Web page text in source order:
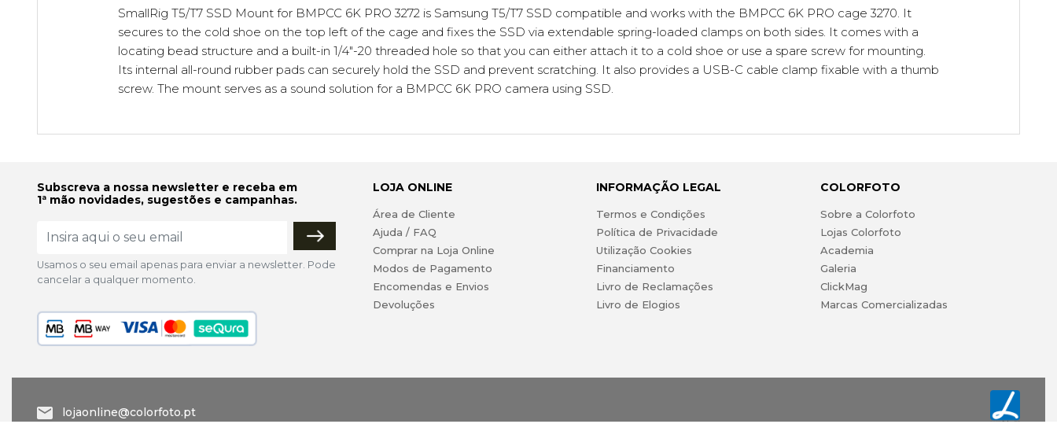
SmallRig T5/T7 SSD Mount for BMPCC 6K PRO 3272 is Samsung T5/T7 SSD compatible and works with the BMPCC 6K PRO cage 3270. It
secures to the cold shoe on the top left of the cage and fixes the SSD via extendable spring-loaded clamps on both sides. It comes with a
locating bead structure and a built-in 1/4"-20 threaded hole so that you can either attach it to a cold shoe or use a spare screw for mounting.
Its internal all-round rubber pads can securely hold the SSD and prevent scratching. It also provides a USB-C cable clamp fixable with a thumb
screw. The mount serves as a sound solution for a BMPCC 6K PRO camera using SSD.
Subscreva a nossa newsletter e receba em
1ª mão novidades, sugestões e campanhas.
Usamos o seu email apenas para enviar a newsletter. Pode
cancelar a qualquer momento.
LOJA ONLINE
Área de Cliente
Ajuda / FAQ
Comprar na Loja Online
Modos de Pagamento
Encomendas e Envios
Devoluções
INFORMAÇÃO LEGAL
Termos e Condições
Política de Privacidade
Utilização Cookies
Financiamento
Livro de Reclamações
Livro de Elogios
COLORFOTO
Sobre a Colorfoto
Lojas Colorfoto
Academia
Galeria
ClickMag
Marcas Comercializadas
lojaonline@colorfoto.pt